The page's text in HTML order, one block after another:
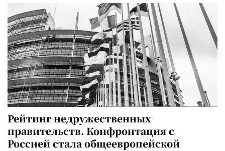
Рейтинг недружественных
правительств. Конфронтация с
Россией стала общеевропейской